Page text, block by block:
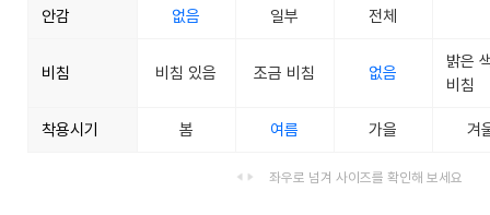
안감 없음 일부 전체
비침 비침 있음 조금 비침 없음
밝은
비침
착용시기 봄 여름 가을 겨
좌우로 넘겨 사이즈를 확인해 보세요